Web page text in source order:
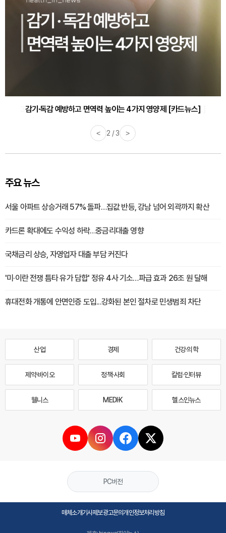
감기·독감 예방하고 면역력 높이는 4가지 영양제 [카드뉴스]
< 3 / 3 >
주요 뉴스
서울 아파트 상승거래 57% 돌파…집값 반등, 강남 넘어 외곽까지 확산
카드론 확대에도 수익성 하락…중금리대출 영향
국채금리 상승, 자영업자 대출 부담 커진다
'미·이란 전쟁 틈타 유가 담합' 정유 4사 기소…파급 효과 26조 원 달해
휴대전화 개통에 안면인증 도입...강화된 본인 절차로 민생범죄 차단
산업 경제 건강·의학
제약·바이오 정책·사회 칼럼·인터뷰
웰니스 MEDI·K 헬스인뉴스
PC버전
매체소개기사제보광고문의개인정보처리방침